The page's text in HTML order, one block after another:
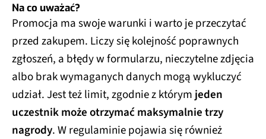
Na co uważać?
Promocja ma swoje warunki i warto je przeczytać
przed zakupem. Liczy się kolejność poprawnych
zgłoszeń, a błędy w formularzu, nieczytelne zdjęcia
albo brak wymaganych danych mogą wykluczyć
udział. Jest też limit, zgodnie z którym jeden
uczestnik może otrzymać maksymalnie trzy
nagrody. W regulaminie pojawia się również